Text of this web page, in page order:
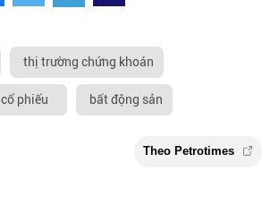
thị trường chứng khoán
cổ phiếu bất động sản